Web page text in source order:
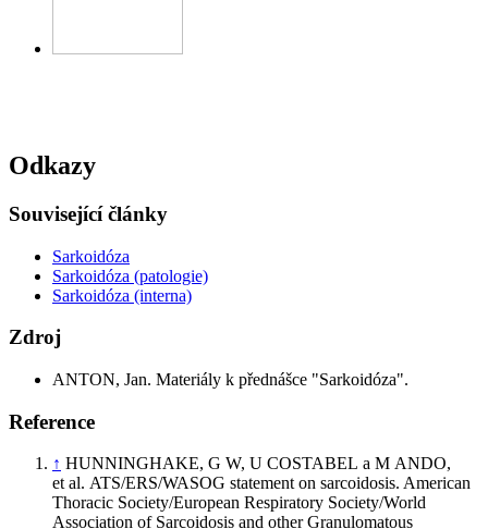
Odkazy
Související články
Sarkoidóza
Sarkoidóza (patologie)
Sarkoidóza (interna)
Zdroj
ANTON, Jan. Materiály k přednášce "Sarkoidóza".
Reference
↑ HUNNINGHAKE, G W, U COSTABEL a M ANDO,
et al. ATS/ERS/WASOG statement on sarcoidosis. American
Thoracic Society/European Respiratory Society/World
Association of Sarcoidosis and other Granulomatous